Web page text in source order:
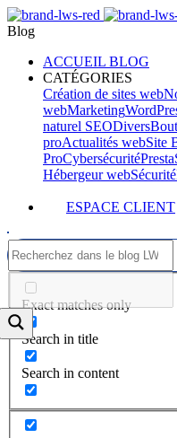
Blog
ACCUEIL BLOG
CATÉGORIES
Création de sites web
webMarketing
naturel SEODivers
proActualités webSite
ProCybersécurité
Hébergeur webSécurité
ESPACE CLIENT
Exact matches only
Search in title
Search in content